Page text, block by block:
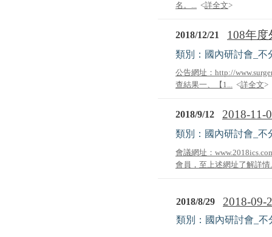
名。... <詳全文>
2018/12/21 108年
類別：國內研討會_不
公告網址：http://
查結果一、【1... <詳全文>
2018/9/12 2018-11-
類別：國內研討會_不
會議網址：
會員，至上述網址了解詳情
2018/8/29 2018-09-
類別：國內研討會_不